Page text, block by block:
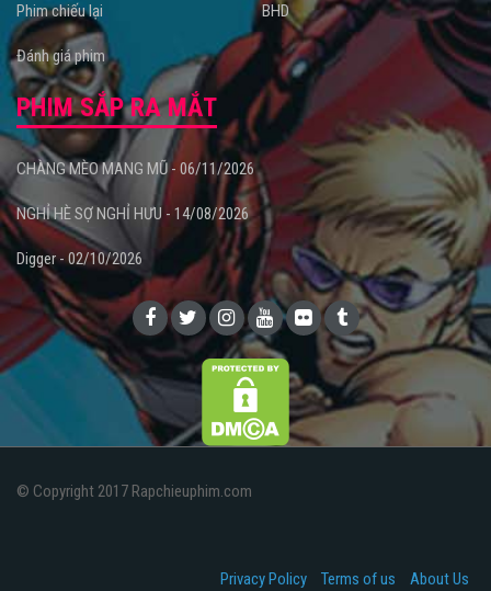
Phim chiếu lại
Đánh giá phim
BHD
PHIM SẮP RA MẮT
CHÀNG MÈO MANG MŨ - 06/11/2026
NGHỈ HÈ SỢ NGHỈ HƯU - 14/08/2026
Digger - 02/10/2026
© Copyright 2017 Rapchieuphim.com
Privacy Policy Terms of us About Us